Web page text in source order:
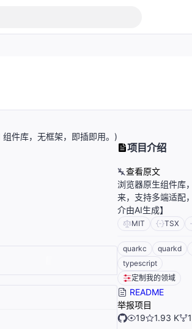
件库，无框架，即插即用。)
项目介绍
查看原文
浏览器原生组件库
来，支持多端适配
介由AI生成】
MIT TSX
quarkc quarkd
typescript
定制我的领域
README
举报项目
19
1.93 K